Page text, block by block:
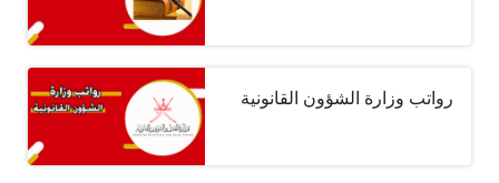
رواتب وزارة الشؤون القانونية